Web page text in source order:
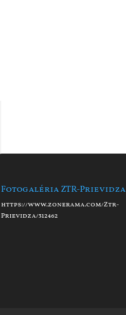
Fotogaléria ZTR-Prievidza
https://www.zonerama.com/Ztr-
Prievidza/312462